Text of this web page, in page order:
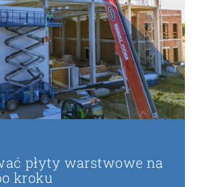
płyty warstwowe na
kroku